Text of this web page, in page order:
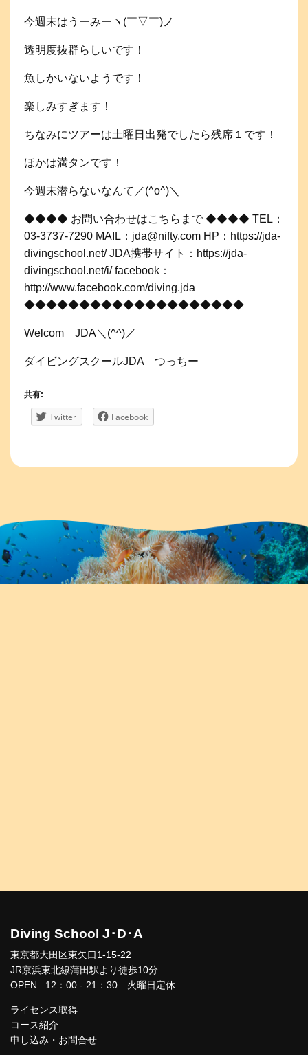
今週末はうーみーヽ(￣▽￣)ノ
透明度抜群らしいです！
魚しかいないようです！
楽しみすぎます！
ちなみにツアーは土曜日出発でしたら残席１です！
ほかは満タンです！
今週末潜らないなんて／(^o^)＼
◆◆◆◆ お問い合わせはこちらまで ◆◆◆◆ TEL：
03-3737-7290 MAIL：jda@nifty.com HP：https://jda-
divingschool.net/ JDA携帯サイト：https://jda-
divingschool.net/i/ facebook：
http://www.facebook.com/diving.jda
◆◆◆◆◆◆◆◆◆◆◆◆◆◆◆◆◆◆◆◆
Welcom JDA＼(^^)／
ダイビングスクールJDA つっちー
共有:
Twitter Facebook
Diving School J･D･A
東京都大田区東矢口1-15-22
JR京浜東北線蒲田駅より徒歩10分
OPEN : 12：00 - 21：30 火曜日定休
ライセンス取得
コース紹介
申し込み・お問合せ